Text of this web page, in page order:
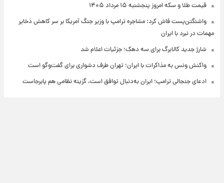
قیمت طلا و سکه امروز پنجشنبه ۱۵ مرداد ۱۴۰۵
واشنگتن‌پست فاش کرد: مشاجره ترامپ با وزیر جنگ آمریکا بر سر کاهش ذخایر
مهمات در نبرد با ایران
شارژ جدید کالابرگ برای سه دهک؛ جزئیات اعلام شد
واکنش ونس به مذاکرات با ایران؛ تهران طرف دشواری برای گفت‌وگو است
ادعای جنجالی ترامپ؛ ایران به‌دنبال توافق است، گزینه نظامی هم پابرجاست